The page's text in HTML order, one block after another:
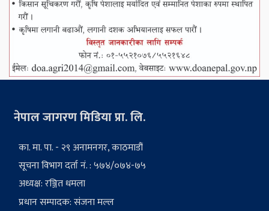
नेपाल जागरण मिडिया प्रा. लि.
का. मा. पा. - २९ अनामनगर, काठमाडौं
सूचना विभाग दर्ता नं. : ५७४/०७४-७५
अध्यक्ष: रञ्जित धमला
प्रधान सम्पादक: संजना मल्ल